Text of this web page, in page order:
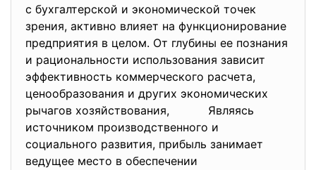
с бухгалтерской и экономической точек
зрения, активно влияет на функционирование
предприятия в целом. От глубины ее познания
и рациональности использования зависит
эффективность коммерческого расчета,
ценообразования и других экономических
рычагов хозяйствования, Являясь
источником производственного и
социального развития, прибыль занимает
ведущее место в обеспечении